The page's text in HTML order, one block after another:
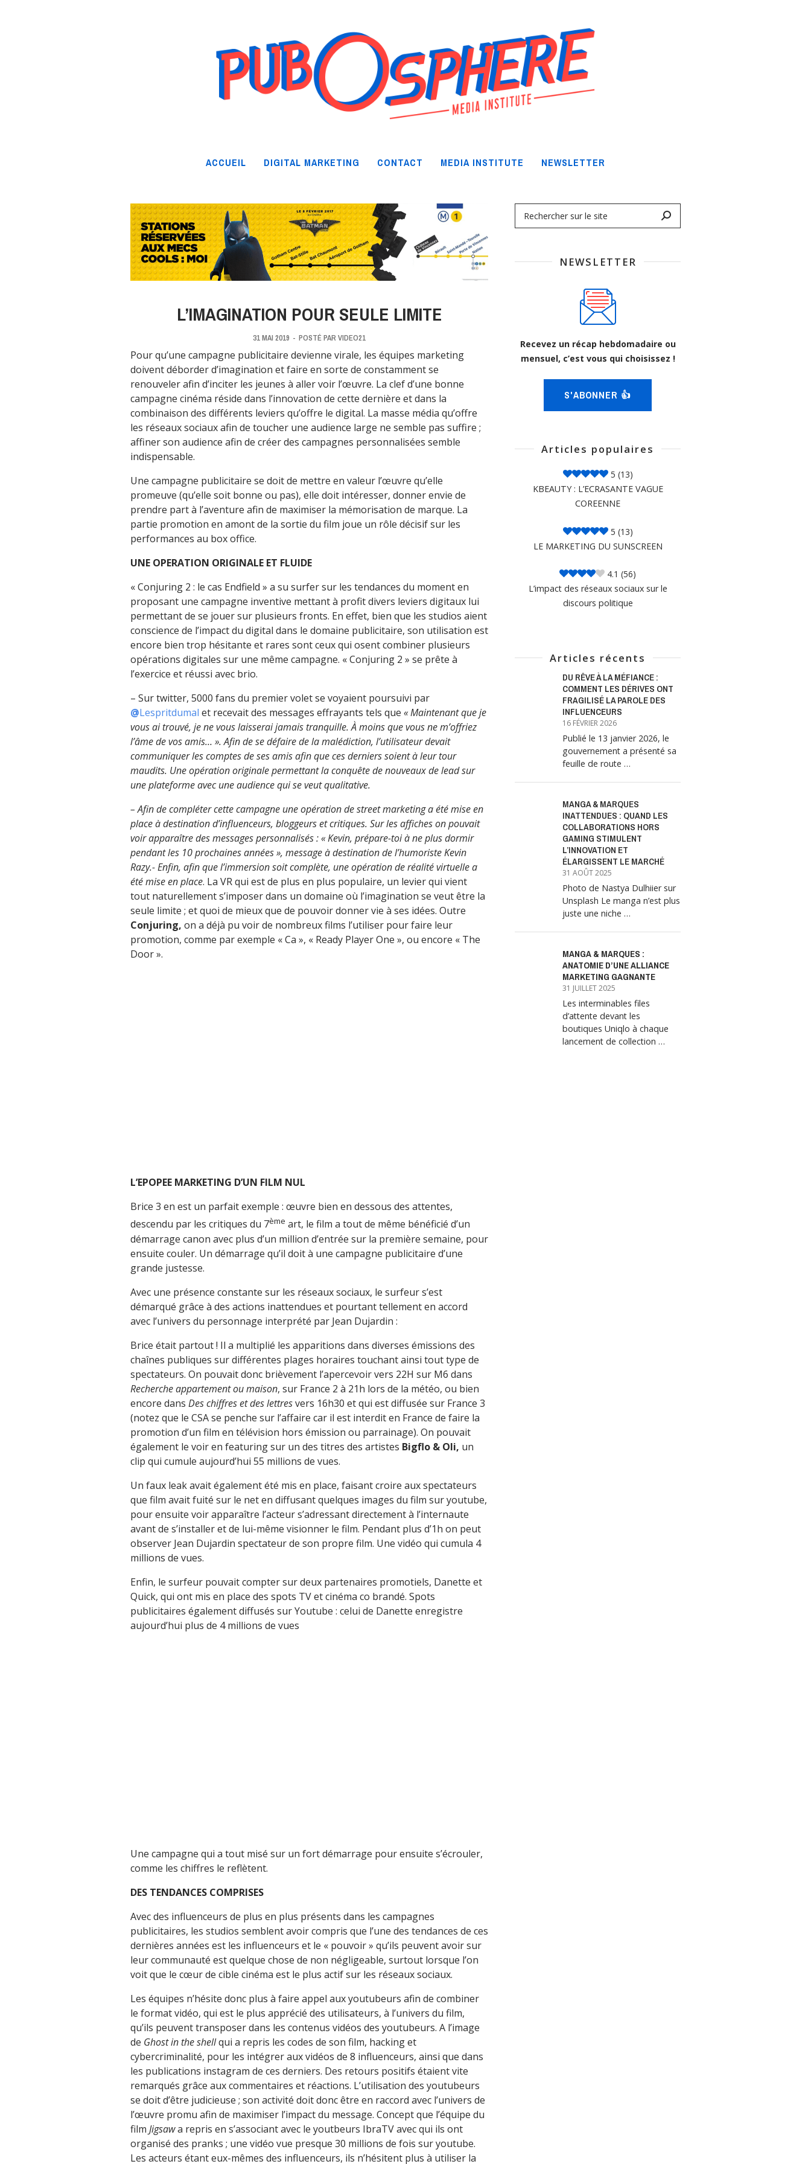
ACCUEIL DIGITAL MARKETING CONTACT MEDIA INSTITUTE NEWSLETTER
L’IMAGINATION POUR SEULE LIMITE
31 MAI 2019 - POSTÉ PARVIDEO21
Pour qu’une campagne publicitaire devienne virale, les équipes marketing
doivent déborder d’imagination et faire en sorte de constamment se
renouveler afin d’inciter les jeunes à aller voir l’œuvre. La clef d’une bonne
campagne cinéma réside dans l’innovation de cette dernière et dans la
combinaison des différents leviers qu’offre le digital. La masse média qu’offre
les réseaux sociaux afin de toucher une audience large ne semble pas suffire ;
affiner son audience afin de créer des campagnes personnalisées semble
indispensable.
Une campagne publicitaire se doit de mettre en valeur l’œuvre qu’elle
promeuve (qu’elle soit bonne ou pas), elle doit intéresser, donner envie de
prendre part à l’aventure afin de maximiser la mémorisation de marque. La
partie promotion en amont de la sortie du film joue un rôle décisif sur les
performances au box office.
UNE OPERATION ORIGINALE ET FLUIDE
« Conjuring 2 : le cas Endfield » a su surfer sur les tendances du moment en
proposant une campagne inventive mettant à profit divers leviers digitaux lui
permettant de se jouer sur plusieurs fronts. En effet, bien que les studios aient
conscience de l’impact du digital dans le domaine publicitaire, son utilisation est
encore bien trop hésitante et rares sont ceux qui osent combiner plusieurs
opérations digitales sur une même campagne. « Conjuring 2 » se prête à
l’exercice et réussi avec brio.
– Sur twitter, 5000 fans du premier volet se voyaient poursuivi par
@Lespritdumal et recevait des messages effrayants tels que « Maintenant que je
vous ai trouvé, je ne vous laisserai jamais tranquille. À moins que vous ne m’offriez
l’âme de vos amis… ».Afin de se défaire de la malédiction, l’utilisateur devait
communiquer les comptes de ses amis afin que ces derniers soient à leur tour
maudits. Une opération originale permettant la conquête de nouveaux de lead sur
une plateforme avec une audience qui se veut qualitative.
– Afin de compléter cette campagne une opération de street marketing a été mise en
place à destination d’influenceurs, bloggeurs et critiques. Sur les affiches on pouvait
voir apparaître des messages personnalisés : « Kevin, prépare-toi à ne plus dormir
pendant les 10 prochaines années », message à destination de l’humoriste Kevin
Razy.- Enfin, afin que l’immersion soit complète, une opération de réalité virtuelle a
été mise en place. La VR qui est de plus en plus populaire, un levier qui vient
tout naturellement s’imposer dans un domaine où l’imagination se veut être la
seule limite ; et quoi de mieux que de pouvoir donner vie à ses idées. Outre
Conjuring, on a déjà pu voir de nombreux films l’utiliser pour faire leur
promotion, comme par exemple « Ca », « Ready Player One », ou encore « The
Door ».
L’EPOPEE MARKETING D’UN FILM NUL
Brice 3 en est un parfait exemple : œuvre bien en dessous des attentes,
descendu par les critiques du 7ème art, le film a tout de même bénéficié d’un
démarrage canon avec plus d’un million d’entrée sur la première semaine, pour
ensuite couler. Un démarrage qu’il doit à une campagne publicitaire d’une
grande justesse.
Avec une présence constante sur les réseaux sociaux, le surfeur s’est
démarqué grâce à des actions inattendues et pourtant tellement en accord
avec l’univers du personnage interprété par Jean Dujardin :
Brice était partout ! Il a multiplié les apparitions dans diverses émissions des
chaînes publiques sur différentes plages horaires touchant ainsi tout type de
spectateurs. On pouvait donc brièvement l’apercevoir vers 22H sur M6 dans
Recherche appartement ou maison, sur France 2 à 21h lors de la météo, ou bien
encore dans Des chiffres et des lettresvers 16h30 et qui est diffusée sur France 3
(notez que le CSA se penche sur l’affaire car il est interdit en France de faire la
promotion d’un film en télévision hors émission ou parrainage). On pouvait
également le voir en featuring sur un des titres des artistes Bigflo & Oli, un
clip qui cumule aujourd’hui 55 millions de vues.
Un faux leak avait également été mis en place, faisant croire aux spectateurs
que film avait fuité sur le net en diffusant quelques images du film sur youtube,
pour ensuite voir apparaître l’acteur s’adressant directement à l’internaute
avant de s’installer et de lui-même visionner le film. Pendant plus d’1h on peut
observer Jean Dujardin spectateur de son propre film. Une vidéo qui cumula 4
millions de vues.
Enfin, le surfeur pouvait compter sur deux partenaires promotiels, Danette et
Quick, qui ont mis en place des spots TV et cinéma co brandé. Spots
publicitaires également diffusés sur Youtube : celui de Danette enregistre
aujourd’hui plus de 4 millions de vues
Une campagne qui a tout misé sur un fort démarrage pour ensuite s’écrouler,
comme les chiffres le reflètent.
DES TENDANCES COMPRISES
Avec des influenceurs de plus en plus présents dans les campagnes
publicitaires, les studios semblent avoir compris que l’une des tendances de ces
dernières années est les influenceurs et le « pouvoir » qu’ils peuvent avoir sur
leur communauté est quelque chose de non négligeable, surtout lorsque l’on
voit que le cœur de cible cinéma est le plus actif sur les réseaux sociaux.
Les équipes n’hésite donc plus à faire appel aux youtubeurs afin de combiner
le format vidéo, qui est le plus apprécié des utilisateurs, à l’univers du film,
qu’ils peuvent transposer dans les contenus vidéos des youtubeurs. A l’image
de Ghost in the shellqui a repris les codes de son film, hacking et
cybercriminalité, pour les intégrer aux vidéos de 8 influenceurs, ainsi que dans
les publications instagram de ces derniers. Des retours positifs étaient vite
remarqués grâce aux commentaires et réactions. L’utilisation des youtubeurs
se doit d’être judicieuse ; son activité doit donc être en raccord avec l’univers de
l’œuvre promu afin de maximiser l’impact du message. Concept que l’équipe du
film Jigsawa repris en s’associant avec le youtbeurs IbraTV avec qui ils ont
organisé des pranks ; une vidéo vue presque 30 millions de fois sur youtube.
Les acteurs étant eux-mêmes des influenceurs, ils n’hésitent plus à utiliser la
NEWSLETTER
Recevez un récap hebdomadaire ou
mensuel, c’est vous qui choisissez !
S'ABONNER 👍
Articles populaires
5 (13)
KBEAUTY : L’ECRASANTE VAGUE
COREENNE
5 (13)
LE MARKETING DU SUNSCREEN
4.1 (56)
L’impact des réseaux sociaux sur le
discours politique
Articles récents
DU RÊVE À LA MÉFIANCE :
COMMENT LES DÉRIVES ONT
FRAGILISÉ LA PAROLE DES
INFLUENCEURS
16 FÉVRIER 2026
Publié le 13 janvier 2026, le
gouvernement a présenté sa
feuille de route …
MANGA & MARQUES
INATTENDUES : QUAND LES
COLLABORATIONS HORS
GAMING STIMULENT
L’INNOVATION ET
ÉLARGISSENT LE MARCHÉ
31 AOÛT 2025
Photo de Nastya Dulhiier sur
Unsplash Le manga n’est plus
juste une niche …
MANGA & MARQUES :
ANATOMIE D’UNE ALLIANCE
MARKETING GAGNANTE
31 JUILLET 2025
Les interminables files
d’attente devant les
boutiques Uniqlo à chaque
lancement de collection …